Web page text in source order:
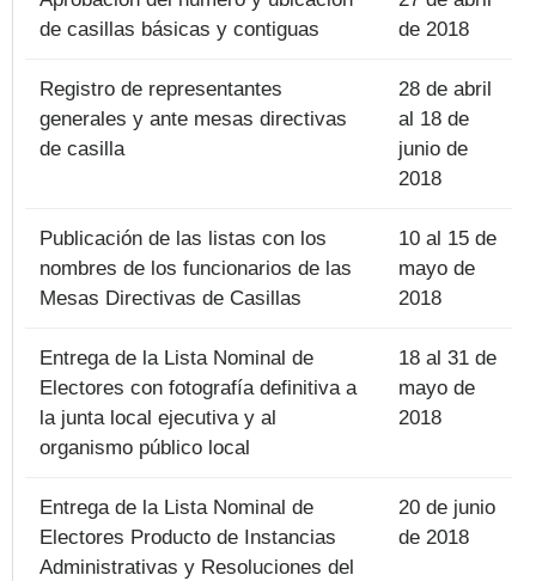
de casillas básicas y contiguas
de 2018
Registro de representantes
generales y ante mesas directivas
de casilla
28 de abril
al 18 de
junio de
2018
Publicación de las listas con los
nombres de los funcionarios de las
Mesas Directivas de Casillas
10 al 15 de
mayo de
2018
Entrega de la Lista Nominal de
Electores con fotografía definitiva a
la junta local ejecutiva y al
organismo público local
18 al 31 de
mayo de
2018
Entrega de la Lista Nominal de
Electores Producto de Instancias
Administrativas y Resoluciones del
20 de junio
de 2018